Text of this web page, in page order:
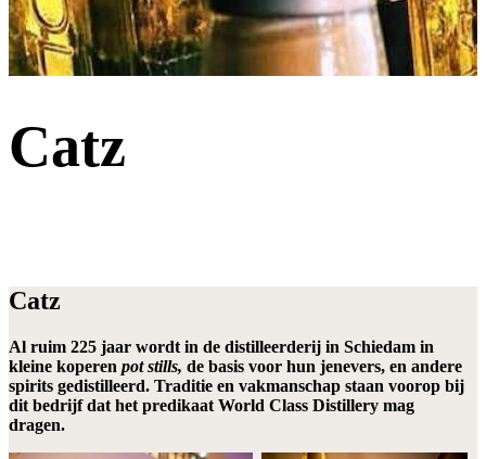
Catz
Catz
Al ruim 225 jaar wordt in de distilleerderij in Schiedam in
kleine koperen pot stills, de basis voor hun jenevers, en andere
spirits gedistilleerd. Traditie en vakmanschap staan voorop bij
dit bedrijf dat het predikaat World Class Distillery mag
dragen.